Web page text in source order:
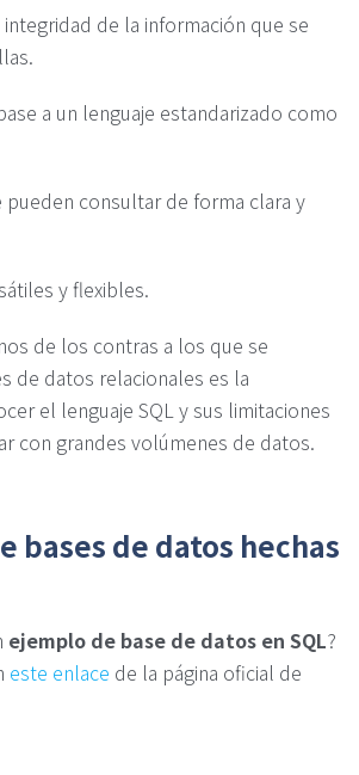
integridad de la información que se
a un lenguaje estandarizado como
pueden consultar de forma clara y
y flexibles.
de los contras a los que se
de datos relacionales es la
el lenguaje SQL y sus limitaciones
con grandes volúmenes de datos.
bases de datos hechas
ejemplo de base de datos en SQL?
este enlace de la página oficial de